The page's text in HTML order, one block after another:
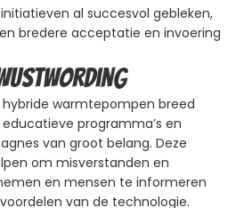
al succesvol gebleken,
bredere acceptatie en invoering
warmtepompen breed
programma’s en
van groot belang. Deze
om misverstanden en
en mensen te informeren
van de technologie.